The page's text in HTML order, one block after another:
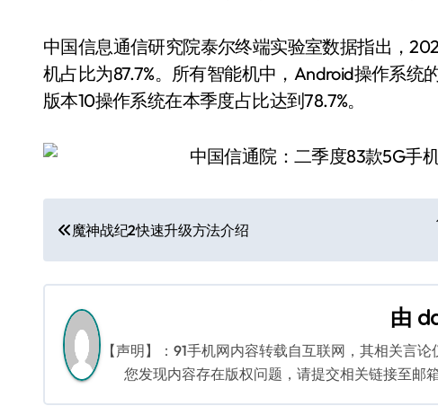
中国信息通信研究院泰尔终端实验室数据指出，
机占比为87.7%。所有智能机中，Android操作系统
版本10操作系统在本季度占比达到78.7%。
文
章
导
航
魔神战纪2快速升级方法介绍
由
【声明】：91手机网内容转载自互联网，其相关言
您发现内容存在版权问题，请提交相关链接至邮